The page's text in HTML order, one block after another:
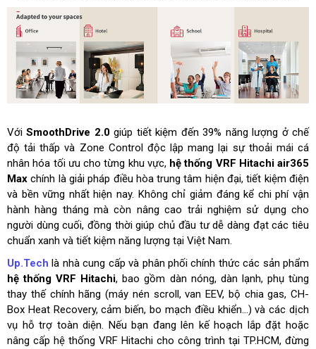
VớiSmoothDrive 2.0giúp tiết kiệm đến 39% năng lượng ở chế
độ tải thấp và Zone Control độc lập mang lại sự thoải mái cá
nhân hóa tối ưu cho từng khu vực, hệ thống VRF Hitachi air365
Max chính là giải pháp điều hòa trung tâm hiện đại, tiết kiệm điện
và bền vững nhất hiện nay. Không chỉ giảm đáng kể chi phí vận
hành hàng tháng mà còn nâng cao trải nghiệm sử dụng cho
người dùng cuối, đồng thời giúp chủ đầu tư dễ dàng đạt các tiêu
chuẩn xanh và tiết kiệm năng lượng tại Việt Nam.
Up.Tech là nhà cung cấp và phân phối chính thức các sản phẩm
hệ thống VRF Hitachi, bao gồm dàn nóng, dàn lạnh, phụ tùng
thay thế chính hãng (máy nén scroll, van EEV, bộ chia gas, CH-
Box Heat Recovery, cảm biến, bo mạch điều khiển…) và các dịch
vụ hỗ trợ toàn diện. Nếu bạn đang lên kế hoạch lắp đặt hoặc
nâng cấp hệ thống VRF Hitachi cho công trình tại TP.HCM, đừng